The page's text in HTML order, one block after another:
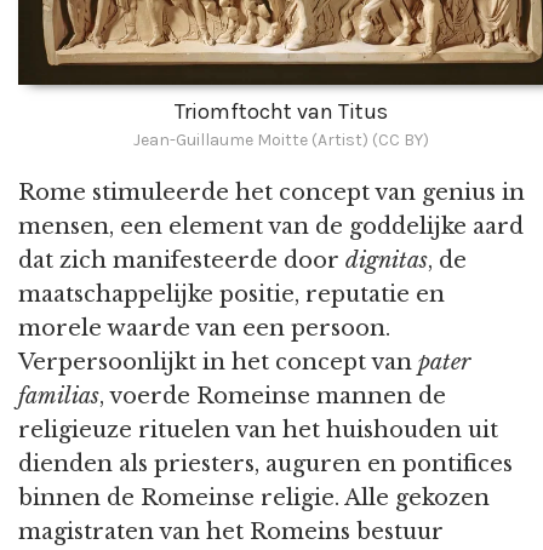
Triomftocht van Titus
Jean-Guillaume Moitte (Artist) (CC BY)
Rome stimuleerde het concept van genius in
mensen, een element van de goddelijke aard
dat zich manifesteerde door dignitas, de
maatschappelijke positie, reputatie en
morele waarde van een persoon.
Verpersoonlijkt in het concept van pater
familias, voerde Romeinse mannen de
religieuze rituelen van het huishouden uit
dienden als priesters, auguren en pontifices
binnen de Romeinse religie. Alle gekozen
magistraten van het Romeins bestuur